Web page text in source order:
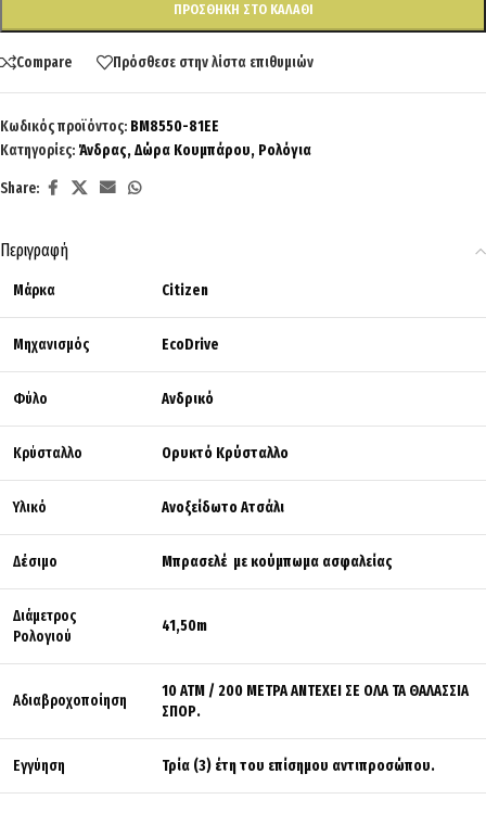
ΠΡΟΣΘΉΚΗ ΣΤΟ ΚΑΛΆΘΙ
Compare Πρόσθεσε στην λίστα επιθυμιών
Κωδικός προϊόντος: BM8550-81EE
Κατηγορίες: Άνδρας,Δώρα Κουμπάρου, Ρολόγια
Share:
Περιγραφή
Μάρκα Citizen
Μηχανισμός EcoDrive
Φύλο Ανδρικό
Κρύσταλλο Ορυκτό Κρύσταλλο
Υλικό Ανοξείδωτο Ατσάλι
Δέσιμο Μπρασελέ με κούμπωμα ασφαλείας
Διάμετρος
Ρολογιού
41,50m
Αδιαβροχοποίηση
10 ΑΤΜ / 200 ΜΕΤΡΑ ΑΝΤΕΧΕΙ ΣΕ ΟΛΑ ΤΑ ΘΑΛΑΣΣΙΑ
ΣΠΟΡ.
Εγγύηση Τρία (3) έτη του επίσημου αντιπροσώπου.